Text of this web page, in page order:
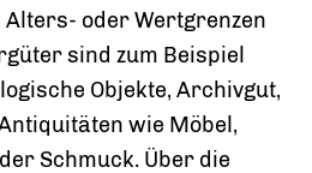
oder Wertgrenzen
sind zum Beispiel
Objekte, Archivgut,
wie Möbel,
Schmuck. Über die